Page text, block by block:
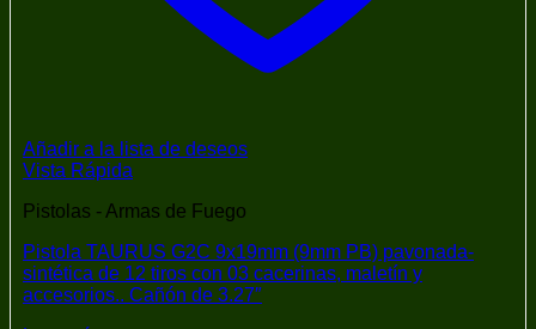
Añadir a la lista de deseos
Vista Rápida
Pistolas - Armas de Fuego
Pistola TAURUS G2C 9x19mm (9mm PB) pavonada-
sintética de 12 tiros con 03 cacerinas, maletín y
accesorios.. Cañón de 3.27″